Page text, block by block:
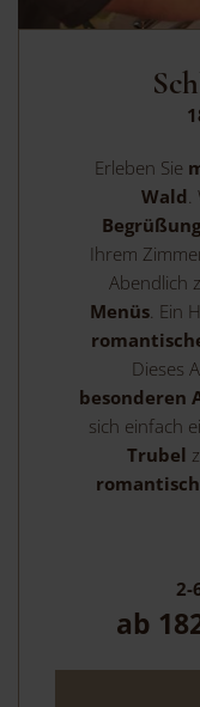
Erleben Sie
Wald
Ihrem
Abendlich
Menüs . Ein
Dieses
besonderen
sich einfach
Trubel
2-
ab